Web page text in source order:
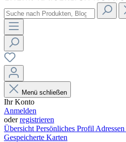
Menü schließen
Ihr Konto
Anmelden
oderregistrieren
Übersicht Persönliches Profil Adressen
Gespeicherte Karten